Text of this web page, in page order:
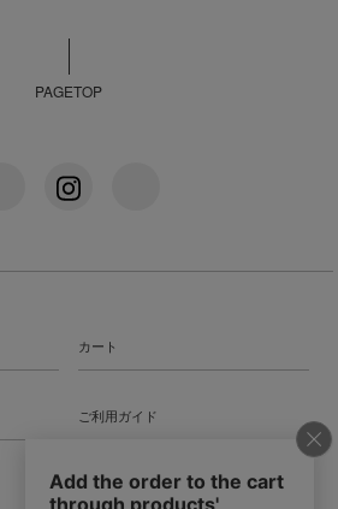
PAGETOP
カート
ご利用ガイド
特定商法取引法に基づく表記